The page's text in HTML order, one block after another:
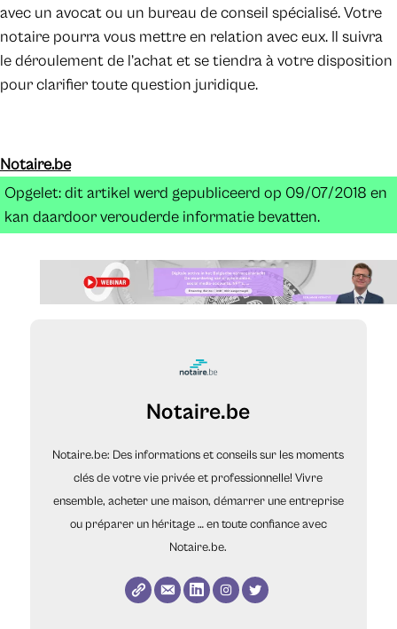
avec un avocat ou un bureau de conseil spécialisé. Votre
notaire pourra vous mettre en relation avec eux. Il suivra
le déroulement de l’achat et se tiendra à votre disposition
pour clarifier toute question juridique.
Notaire.be
Opgelet: dit artikel werd gepubliceerd op 09/07/2018 en
kan daardoor verouderde informatie bevatten.
Notaire.be
Notaire.be: Des informations et conseils sur les moments
clés de votre vie privée et professionnelle! Vivre
ensemble, acheter une maison, démarrer une entreprise
ou préparer un héritage … en toute confiance avec
Notaire.be.